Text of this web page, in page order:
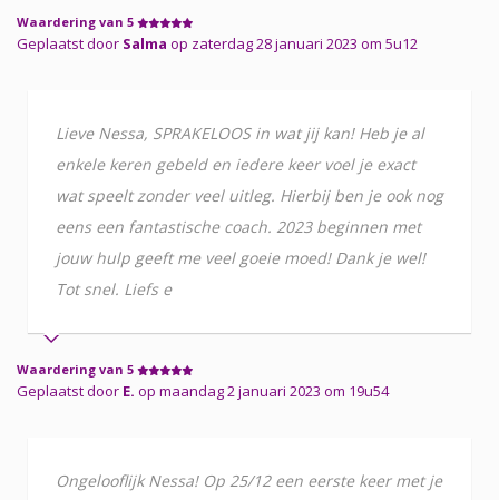
Waardering van 5
Geplaatst door Salma op zaterdag 28 januari 2023 om 5u12
Lieve Nessa, SPRAKELOOS in wat jij kan! Heb je al
enkele keren gebeld en iedere keer voel je exact
wat speelt zonder veel uitleg. Hierbij ben je ook nog
eens een fantastische coach. 2023 beginnen met
jouw hulp geeft me veel goeie moed! Dank je wel!
Tot snel. Liefs e
Waardering van 5
Geplaatst door E. op maandag 2 januari 2023 om 19u54
Ongelooflijk Nessa! Op 25/12 een eerste keer met je